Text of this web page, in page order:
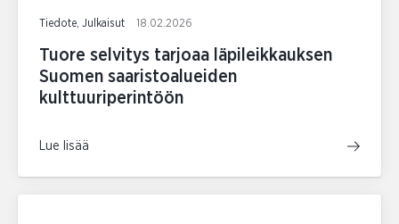
Tiedote, Julkaisut 18.02.2026
Tuore selvitys tarjoaa läpileikkauksen
Suomen saaristoalueiden
kulttuuriperintöön
Lue lisää